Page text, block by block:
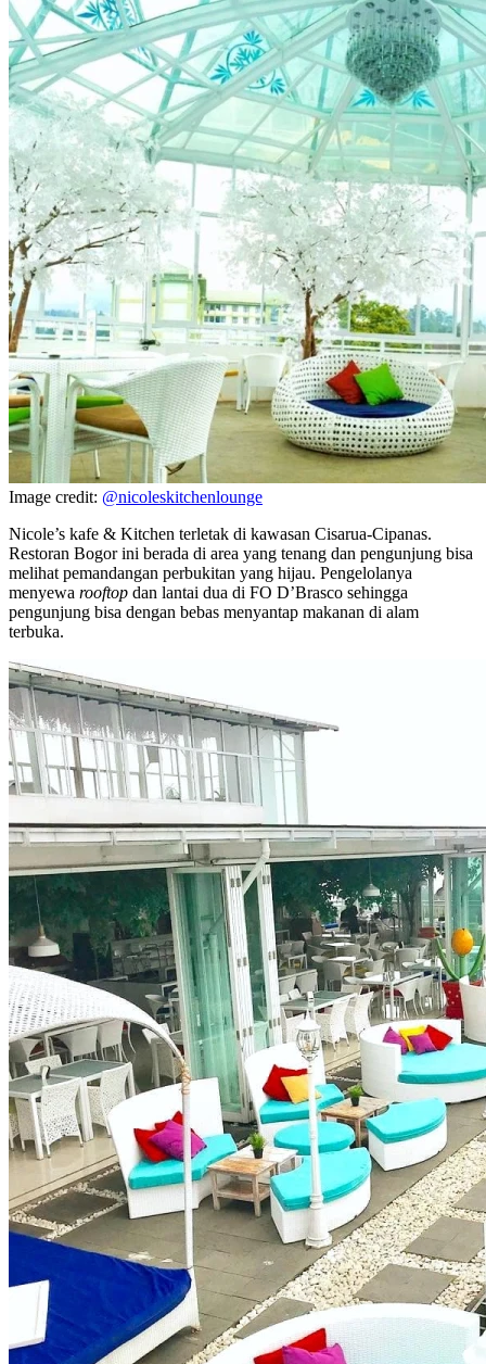
Image credit: @nicoleskitchenlounge
Nicole’s kafe & Kitchen terletak di kawasan Cisarua-Cipanas.
Restoran Bogor ini berada di area yang tenang dan pengunjung bisa
melihat pemandangan perbukitan yang hijau. Pengelolanya
menyewa rooftop dan lantai dua di FO D’Brasco sehingga
pengunjung bisa dengan bebas menyantap makanan di alam
terbuka.